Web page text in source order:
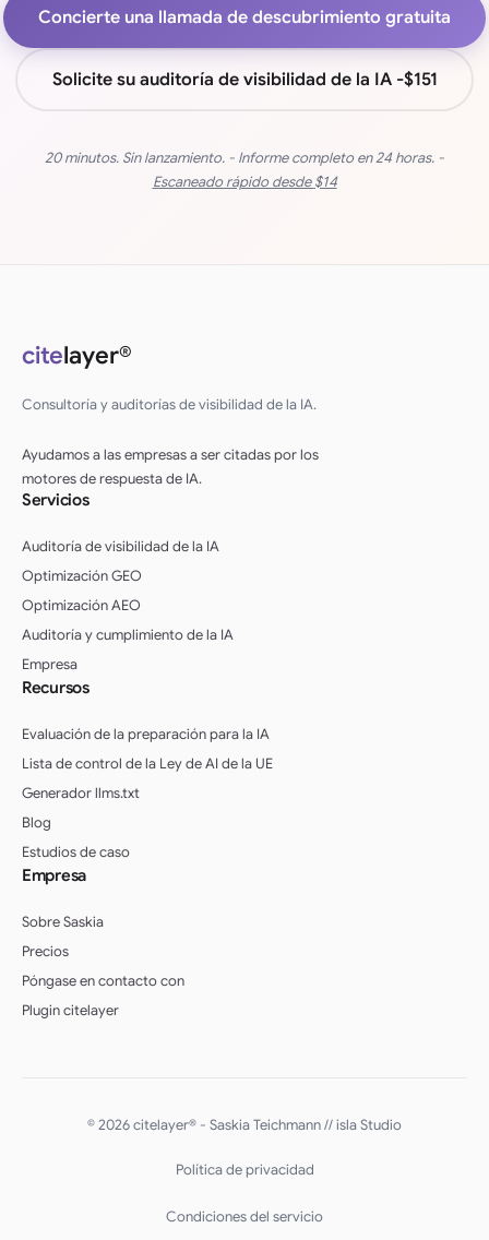
Concierte una llamada de descubrimiento gratuita
Solicite su auditoría de visibilidad de la IA -$151
20 minutos. Sin lanzamiento. - Informe completo en 24 horas. -
Escaneado rápido desde$14
citelayer®
Consultoría y auditorías de visibilidad de la IA.
Ayudamos a las empresas a ser citadas por los
motores de respuesta de IA.
Servicios
Auditoría de visibilidad de la IA
Optimización GEO
Optimización AEO
Auditoría y cumplimiento de la IA
Empresa
Recursos
Evaluación de la preparación para la IA
Lista de control de la Ley de AI de la UE
Generador llms.txt
Blog
Estudios de caso
Empresa
Sobre Saskia
Precios
Póngase en contacto con
Plugin citelayer
© 2026 citelayer® - Saskia Teichmann //isla Studio
Política de privacidad
Condiciones del servicio
Deutsch
Français